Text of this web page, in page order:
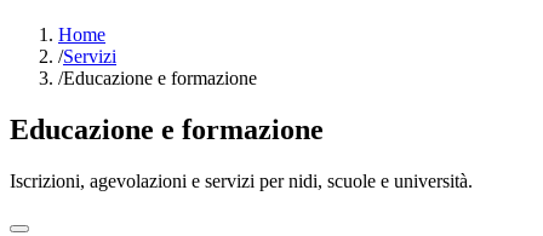
Home
/Servizi
/Educazione e formazione
Educazione e formazione
Iscrizioni, agevolazioni e servizi per nidi, scuole e università.